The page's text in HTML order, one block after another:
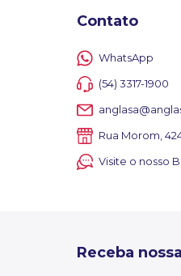
Contato
WhatsApp
(54) 3317-1900
Rua Morom,
Visite o nosso
Receba